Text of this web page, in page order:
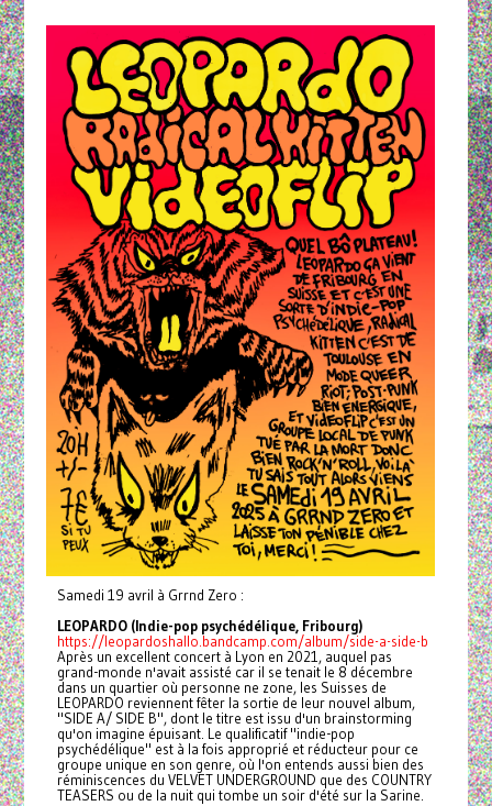
Samedi 19 avril à Grrnd Zero :
LEOPARDO (Indie-pop psychédélique, Fribourg)
https://leopardoshallo.bandcamp.com/album/side-a-side-b
Après un excellent concert à Lyon en 2021, auquel pas
grand-monde n'avait assisté car il se tenait le 8 décembre
dans un quartier où personne ne zone, les Suisses de
LEOPARDO reviennent fêter la sortie de leur nouvel album,
"SIDE A/ SIDE B", dont le titre est issu d'un brainstorming
qu'on imagine épuisant. Le qualificatif "indie-pop
psychédélique" est à la fois approprié et réducteur pour ce
groupe unique en son genre, où l'on entends aussi bien des
réminiscences du VELVET UNDERGROUND que des COUNTRY
TEASERS ou de la nuit qui tombe un soir d'été sur la Sarine.